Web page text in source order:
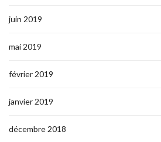
juin 2019
mai 2019
février 2019
janvier 2019
décembre 2018